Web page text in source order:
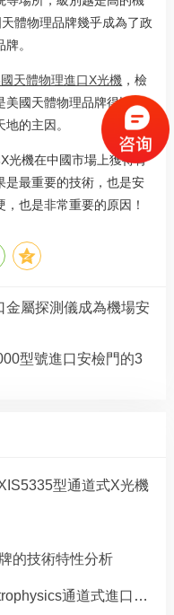
體物理品牌幾乎成為了政
。
天體物理進口X光機 ，檢
國天體物理品牌得以在
的主因。
機在中國市場上獲得青
是最重要的技術，也是安
也是非常重要的原因！
金屬探測儀成為機場安
型號進口安檢門的3
型通道式X光機
的技術特性分析
通道式進口X光機